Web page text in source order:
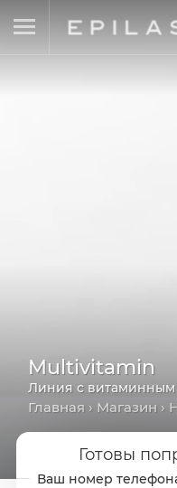
Multivitamin
Линия с витаминным
Главная › Магазин ›
Готовы